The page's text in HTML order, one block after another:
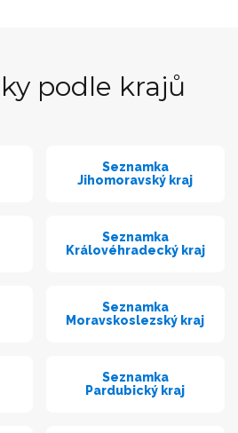
podle krajů
Seznamka
Jihomoravský kraj
Seznamka
Královéhradecký kraj
Seznamka
Moravskoslezský kraj
Seznamka
Pardubický kraj